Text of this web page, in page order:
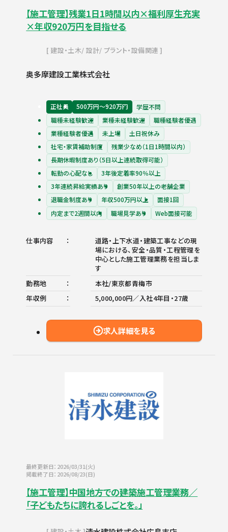
【施工管理】残業1日1時間以内×福利厚生充実
×年収920万円を目指せる
建設・土木 設計 プラント・設備関連
奥多摩建設工業株式会社
正社員 500万円〜920万円
学歴不問
職種未経験歓迎
業種未経験歓迎
職種経験者優遇
業種経験者優遇
未上場
土日祝休み
社宅・家賃補助制度
残業少なめ（1日1時間以内）
長期休暇制度あり（5日以上連続取得可能）
転勤の心配なし
3年後定着率90％以上
3年連続昇給実績あり
創業50年以上の老舗企業
退職金制度あり
年収500万円以上
面接1回
内定まで2週間以内
職場見学あり Web面接可能
仕事内容
道路・上下水道・建築工事などの現
場における、安全・品質・工程管理を
中心とした施工管理業務を担当しま
す
勤務地
本社/東京都青梅市
年収例
5,000,000円／入社4年目・27歳
求人詳細を見る
最終更新日：2026/03/31(火)
掲載終了日：2026/08/23(日)
【施工管理】中国地方での建築施工管理業務／
「子どもたちに誇れるしごとを。」